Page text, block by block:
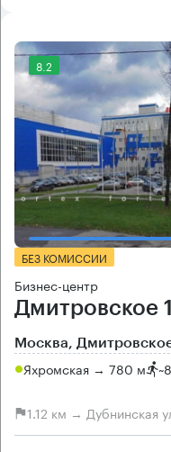
8.2
БЕЗ КОМИССИИ
Бизнес-центр
Дмитровское
Москва,
Яхромская → 780 м ~
1.12 км → Дубнинская